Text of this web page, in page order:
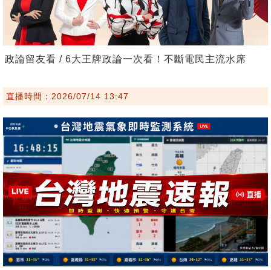
政論留友看 / 6大王牌政論一次看！不斷電民主流水席
直播時間：2026/07/14 13:47